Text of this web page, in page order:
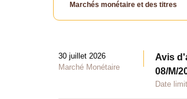
Marchés monétaire et des titres
30 juillet 2026
Marché Monétaire
Avis
08/M/
Date